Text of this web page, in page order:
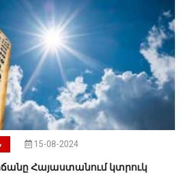
15-08-2024
Հայաստանում կտրուկ